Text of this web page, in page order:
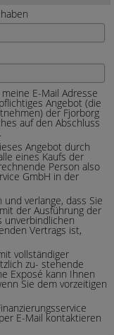
E-Mail Adresse
Angebot (die
der Fjorborg
auf den Abschluss
Angebot durch
eines Kaufs der
Person also
GmbH in der
verlange, dass Sie
der Ausführung der
unverbindlichen
Vertrags ist,
vollständiger
zu- stehende
Exposé kann Ihnen
Sie dem vorzeitigen
E-Mail kontaktieren